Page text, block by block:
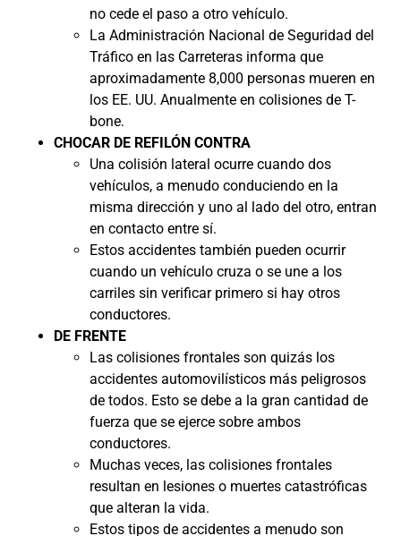
no cede el paso a otro vehículo.
La Administración Nacional de Seguridad del
Tráfico en las Carreteras informa que
aproximadamente 8,000 personas mueren en
los EE. UU. Anualmente en colisiones de T-
bone.
CHOCAR DE REFILÓN CONTRA
Una colisión lateral ocurre cuando dos
vehículos, a menudo conduciendo en la
misma dirección y uno al lado del otro, entran
en contacto entre sí.
Estos accidentes también pueden ocurrir
cuando un vehículo cruza o se une a los
carriles sin verificar primero si hay otros
conductores.
DE FRENTE
Las colisiones frontales son quizás los
accidentes automovilísticos más peligrosos
de todos. Esto se debe a la gran cantidad de
fuerza que se ejerce sobre ambos
conductores.
Muchas veces, las colisiones frontales
resultan en lesiones o muertes catastróficas
que alteran la vida.
Estos tipos de accidentes a menudo son